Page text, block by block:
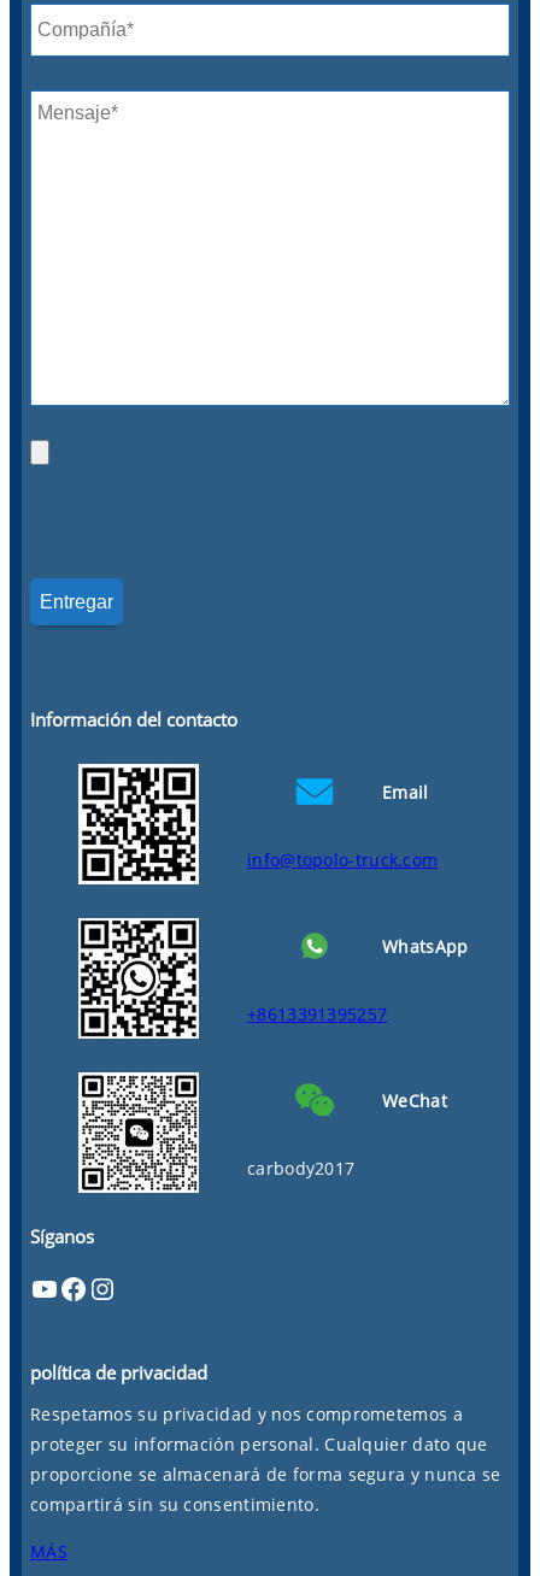
Información del contacto
Email
info@topolo-truck.com
WhatsApp
+8613391395257
WeChat
carbody2017
Síganos
YouTube Facebook Instagram
política de privacidad
Respetamos su privacidad y nos comprometemos a
proteger su información personal. Cualquier dato que
proporcione se almacenará de forma segura y nunca se
compartirá sin su consentimiento.
MÁS